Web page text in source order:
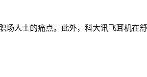
人士的痛点。此外，科大讯飞耳机在